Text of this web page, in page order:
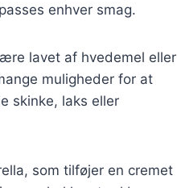
enhver smag.
lavet af hvedemel eller
muligheder for at
skinke, laks eller
som tilføjer en cremet